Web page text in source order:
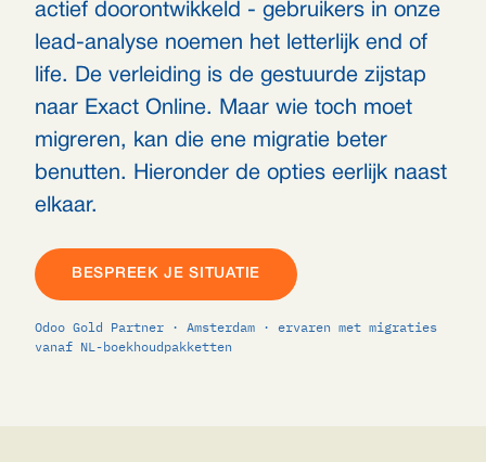
actief doorontwikkeld - gebruikers in onze
lead-analyse noemen het letterlijk end of
life. De verleiding is de gestuurde zijstap
naar Exact Online. Maar wie toch moet
migreren, kan die ene migratie beter
benutten. Hieronder de opties eerlijk naast
elkaar.
BESPREEK JE SITUATIE
Odoo Gold Partner · Amsterdam · ervaren met migraties
vanaf NL-boekhoudpakketten